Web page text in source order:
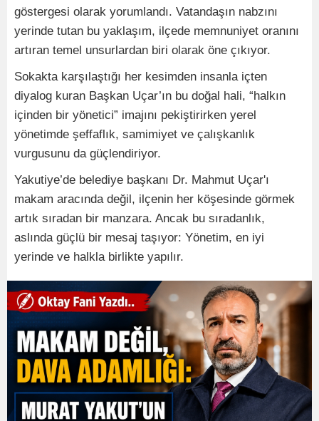
göstergesi olarak yorumlandı. Vatandaşın nabzını
yerinde tutan bu yaklaşım, ilçede memnuniyet oranını
artıran temel unsurlardan biri olarak öne çıkıyor.
Sokakta karşılaştığı her kesimden insanla içten
diyalog kuran Başkan Uçar’ın bu doğal hali, “halkın
içinden bir yönetici” imajını pekiştirirken yerel
yönetimde şeffaflık, samimiyet ve çalışkanlık
vurgusunu da güçlendiriyor.
Yakutiye’de belediye başkanı Dr. Mahmut Uçar'ı
makam aracında değil, ilçenin her köşesinde görmek
artık sıradan bir manzara. Ancak bu sıradanlık,
aslında güçlü bir mesaj taşıyor: Yönetim, en iyi
yerinde ve halkla birlikte yapılır.